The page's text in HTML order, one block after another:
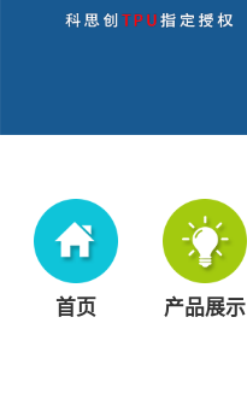
首页 产品展示